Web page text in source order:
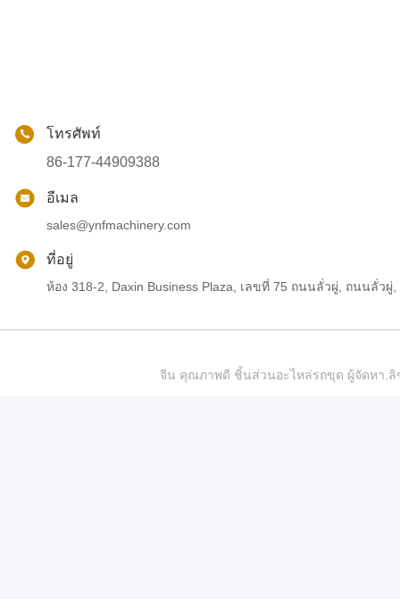
โทรศัพท์
86-177-44909388
อีเมล
sales@ynfmachinery.com
ที่อยู่
ห้อง 318-2, Daxin Business Plaza, เลขที่ 75 ถนนลั่วผู่, ถนนลั่ว
จีน คุณภาพดี ชิ้นส่วนอะไหล่รถขุด ผู้จัดหา.ลิข